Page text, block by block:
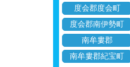
度会郡度会町
度会郡南伊勢町
南牟婁郡
南牟婁郡紀宝町